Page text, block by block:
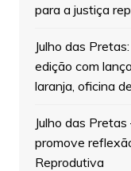
para a justiça
Julho das
edição com
laranja, oficina
Julho das
promove
Reprodutiva